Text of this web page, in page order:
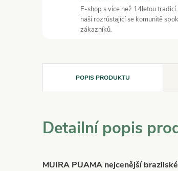
E-shop s více než 14letou
naší rozrůstající se komunitě
zákazníků.
POPIS PRODUKTU
Detailní popis
MUIRA PUAMA nejcenější